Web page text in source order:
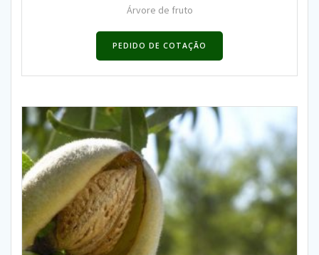
Árvore de fruto
PEDIDO DE COTAÇÃO